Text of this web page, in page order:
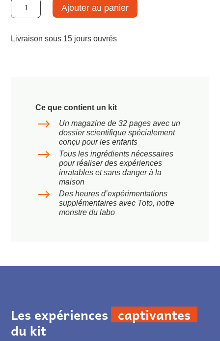
quantité
de
à
Ajouter au panier
Livraison sous 15 jours ouvrés
Ce que contient un kit
$
Un magazine de 32 pages avec un
dossier scientifique spécialement
conçu pour les enfants
$
Tous les ingrédients nécessaires
pour réaliser des expériences
inratables et sans danger à la
maison
$
Des heures d’expérimentations
supplémentaires avec Toto, notre
monstre du labo
Les expériences captivantes
du kit